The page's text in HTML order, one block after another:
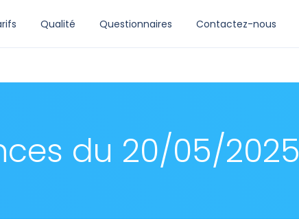
Qualité Questionnaires Contactez-nous
du 20/05/2025